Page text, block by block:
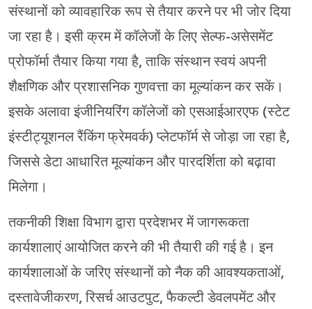
संस्थानों को व्यावहारिक रूप से तैयार करने पर भी जोर दिया
जा रहा है। इसी क्रम में कॉलेजों के लिए सेल्फ-असेसमेंट
प्रोफॉर्मा तैयार किया गया है, ताकि संस्थान स्वयं अपनी
शैक्षणिक और प्रशासनिक गुणवत्ता का मूल्यांकन कर सकें।
इसके अलावा इंजीनियरिंग कॉलेजों को एसआईआरएफ (स्टेट
इंस्टीट्यूशनल रैंकिंग फ्रेमवर्क) प्लेटफॉर्म से जोड़ा जा रहा है,
जिससे डेटा आधारित मूल्यांकन और पारदर्शिता को बढ़ावा
मिलेगा।
तकनीकी शिक्षा विभाग द्वारा प्रदेशभर में जागरूकता
कार्यशालाएं आयोजित करने की भी तैयारी की गई है। इन
कार्यशालाओं के जरिए संस्थानों को नैक की आवश्यकताओं,
दस्तावेजीकरण, रिसर्च आउटपुट, फैकल्टी डेवलपमेंट और